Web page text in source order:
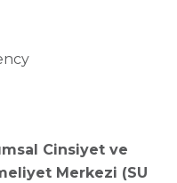
Cinsiyet ve
Merkezi (SU